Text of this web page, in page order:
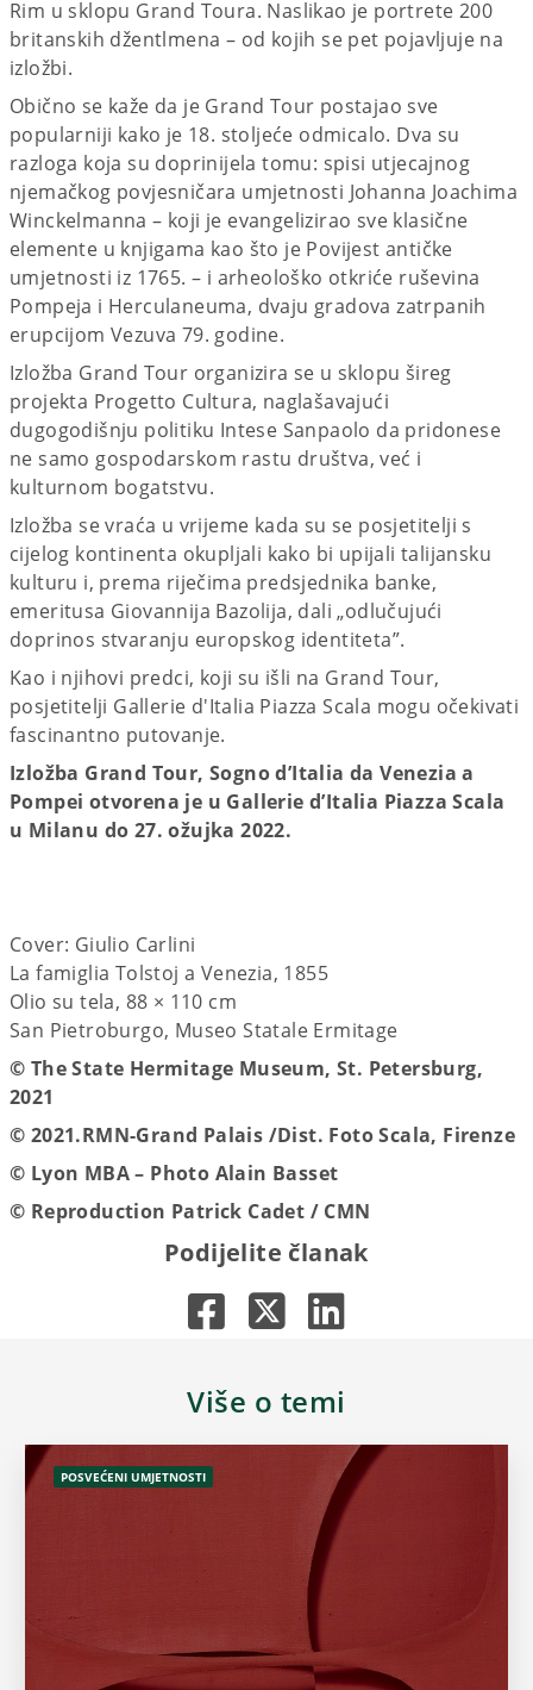
Rim u sklopu Grand Toura. Naslikao je portrete 200
britanskih džentlmena – od kojih se pet pojavljuje na
izložbi.
Obično se kaže da je Grand Tour postajao sve
popularniji kako je 18. stoljeće odmicalo. Dva su
razloga koja su doprinijela tomu: spisi utjecajnog
njemačkog povjesničara umjetnosti Johanna Joachima
Winckelmanna – koji je evangelizirao sve klasične
elemente u knjigama kao što je Povijest antičke
umjetnosti iz 1765. – i arheološko otkriće ruševina
Pompeja i Herculaneuma, dvaju gradova zatrpanih
erupcijom Vezuva 79. godine.
Izložba Grand Tour organizira se u sklopu šireg
projekta Progetto Cultura, naglašavajući
dugogodišnju politiku Intese Sanpaolo da pridonese
ne samo gospodarskom rastu društva, već i
kulturnom bogatstvu.
Izložba se vraća u vrijeme kada su se posjetitelji s
cijelog kontinenta okupljali kako bi upijali talijansku
kulturu i, prema riječima predsjednika banke,
emeritusa Giovannija Bazolija, dali „odlučujući
doprinos stvaranju europskog identiteta”.
Kao i njihovi predci, koji su išli na Grand Tour,
posjetitelji Gallerie d'Italia Piazza Scala mogu očekivati
fascinantno putovanje.
Izložba Grand Tour, Sogno d’Italia da Venezia a
Pompei otvorena je u Gallerie d’Italia Piazza Scala
u Milanu do 27. ožujka 2022.
Cover: Giulio Carlini
La famiglia Tolstoj a Venezia, 1855
Olio su tela, 88 × 110 cm
San Pietroburgo, Museo Statale Ermitage
© The State Hermitage Museum, St. Petersburg,
2021
© 2021.RMN-Grand Palais /Dist. Foto Scala, Firenze
© Lyon MBA – Photo Alain Basset
© Reproduction Patrick Cadet / CMN
Podijelite članak
Više o temi
POSVEĆENI UMJETNOSTI